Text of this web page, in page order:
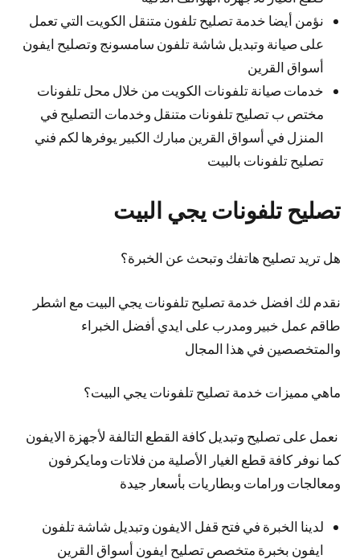
نؤمن أيضا خدمة تصليح تلفون متنقل الكويت التي تعمل
على صيانة وتبديل شاشة تلفون سامسونج وتصليح ايفون
أسواق القرين
خدمات صيانة تلفونات الكويت من خلال محل تلفونات
مختص ب تصليح تلفونات متنقل وخدمات التصليح في
المنزل في أسواق القرين مبارك الكبير يوفرها لكم فني
تصليح تلفونات بالبيت
تصليح تلفونات يجي البيت
هل تريد تصليح هاتفك وتبحث عن الخبرة؟
نقدم لك افضل خدمة تصليح تلفونات يجي البيت مع اشطر
طاقم عمل خبير ومدرب على ايدي أفضل الخبراء
والمتخصصين في هذا المجال
ماهي مميزات خدمة تصليح تلفونات يجي البيت؟
نعمل على تصليح وتبديل كافة القطع التالفة لأجهزة الايفون
كما نوفر كافة قطع الغيار الأصلية من فلاتات ومايكرفون
ومعالجات ورامات وبطاريات بأسعار جيدة
لدينا الخبرة في فتح قفل الايفون وتبديل شاشة تلفون
ايفون بخبرة متخصص تصليح ايفون أسواق القرين